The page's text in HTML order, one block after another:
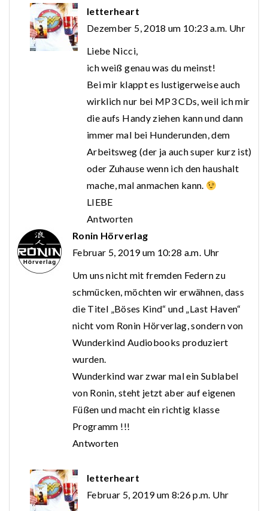
letterheart
Dezember 5, 2018 um 10:23 a.m. Uhr
Liebe Nicci,
ich weiß genau was du meinst!
Bei mir klappt es lustigerweise auch
wirklich nur bei MP3 CDs, weil ich mir
die aufs Handy ziehen kann und dann
immer mal bei Hunderunden, dem
Arbeitsweg (der ja auch super kurz ist)
oder Zuhause wenn ich den haushalt
mache, mal anmachen kann.
LIEBE
Antworten
Ronin Hörverlag
Februar 5, 2019 um 10:28 a.m. Uhr
Um uns nicht mit fremden Federn zu
schmücken, möchten wir erwähnen, dass
die Titel „Böses Kind“ und „Last Haven“
nicht vom Ronin Hörverlag, sondern von
Wunderkind Audiobooks produziert
wurden.
Wunderkind war zwar mal ein Sublabel
von Ronin, steht jetzt aber auf eigenen
Füßen und macht ein richtig klasse
Programm !!!
Antworten
letterheart
Februar 5, 2019 um 8:26 p.m. Uhr